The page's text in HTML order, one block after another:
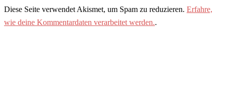
Diese Seite verwendet Akismet, um Spam zu reduzieren. Erfahre,
wie deine Kommentardaten verarbeitet werden..